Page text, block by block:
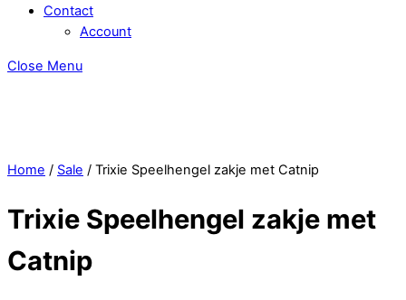
Contact
Account
Close Menu
Home / Sale / Trixie Speelhengel zakje met Catnip
Trixie Speelhengel zakje met
Catnip